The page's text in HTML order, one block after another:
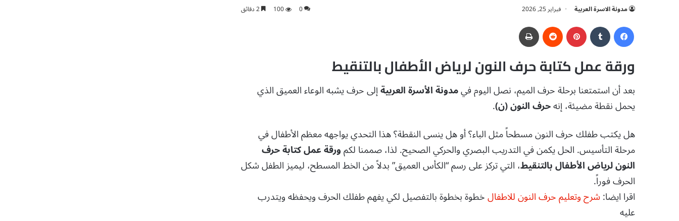
مدونة الاسرة العربية فبراير 25, 2026 0
100
بينتيريست
ورقة عمل كتابة حرف النون لرياض الأطفال بالتنقيط
بعد أن استمتعنا برحلة حرف الميم، نصل اليوم فيمدونة الأسرة العربيةإلى حرف يشبه الوعاء العميق الذي
يحمل نقطة مضيئة، إنهحرف النون (ن).
هل يكتب طفلك حرف النون مسطحاً مثل الباء؟ أو هل ينسى النقطة؟ هذا التحدي يواجهه معظم الأطفال في
مرحلة التأسيس.الحل يكمن في التدريب البصري والحركي الصحيح.لذا، صممنا لكمورقة عمل كتابة حرف
النون لرياض الأطفال بالتنقيط، التي تركز على رسم “الكأس العميق” بدلاً من الخط المسطح، ليميز الطفل شكل
الحرف فوراً.
اقرا ايضا:شرح وتعليم حرف النون للاطفالخطوة بخطوة بالتفصيل لكي يفهم طفلك الحرف ويحفظه ويتدرب
عليه